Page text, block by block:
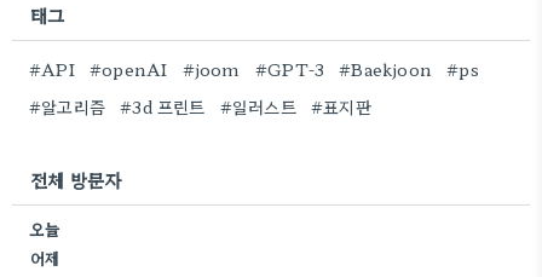
태그
#API #openAI #joom #GPT-3 #Baekjoon
#ps
#알고리즘
#3d 프린트 #일러스트 #표지판
전체 방문자
오늘
어제